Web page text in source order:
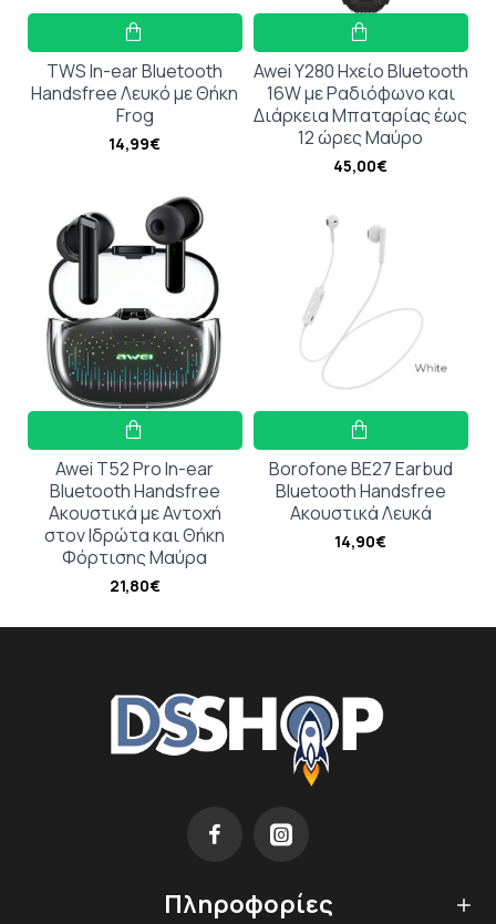
TWS In-ear Bluetooth
Handsfree Λευκό με Θήκη
Frog
14,99€
Awei Y280 Ηχείο Bluetooth
16W με Ραδιόφωνο και
Διάρκεια Μπαταρίας έως
12 ώρες Μαύρο
45,00€
Awei T52 Pro In-ear
Bluetooth Handsfree
Ακουστικά με Αντοχή
στον Ιδρώτα και Θήκη
Φόρτισης Μαύρα
21,80€
Borofone BE27 Earbud
Bluetooth Handsfree
Ακουστικά Λευκά
14,90€
Πληροφορίες